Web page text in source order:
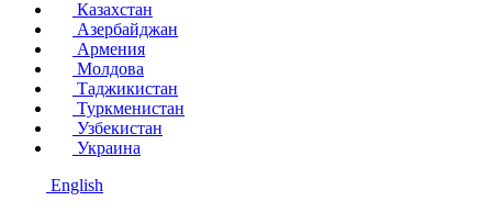
Казахстан
Азербайджан
Армения
Молдова
Таджикистан
Туркменистан
Узбекистан
Украина
English